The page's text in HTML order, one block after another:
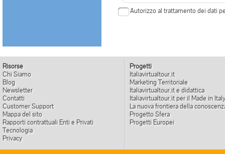
Autorizzo al trattamento dei dati
Risorse
Chi Siamo
Blog
Newsletter
Contatti
Customer Support
Mappa del sito
Rapporti contrattuali Enti e Privati
Tecnologia
Privacy
Progetti
Italiavirtualtour.it
Marketing Territoriale
Italiavirtualtour.it e didattica
Italiavirtualtour.it per il Made in Italy
La nuova frontiera della
Progetto Sfera
Progetti Europei